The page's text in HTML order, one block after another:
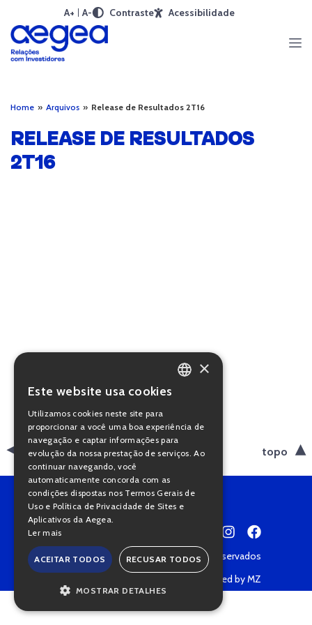
A+ A- Contraste Acessibilidade
Home » Arquivos » Release de Resultados 2T16
RELEASE DE RESULTADOS
2T16
voltar topo
Copyright © 2022 • Todos os direitos reservados
Powered by MZ
PORTUGUESE
×
Este website usa cookies
Utilizamos cookies neste site para
proporcionar a você uma boa experiência de
navegação e captar informações para
evolução da nossa prestação de serviços. Ao
continuar navegando, você
automaticamente concorda com as
condições dispostas nos Termos Gerais de
Uso e Política de Privacidade de Sites e
Aplicativos da Aegea.
Ler mais
ACEITAR TODOS RECUSAR TODOS
MOSTRAR DETALHES